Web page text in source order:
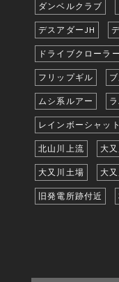
ダンベルクラブ
デスアダーJH
ドライブクローラー
フリップギル
ムシ系ルアー
レインボーシャット
北山川上流 大又
大又川土場 大
旧発電所跡付近